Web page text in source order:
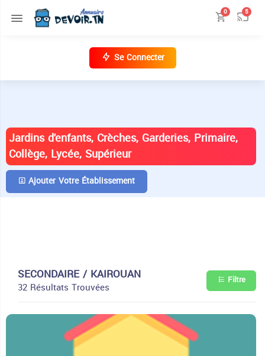
0 5
Se Connecter
Jardins d'enfants, Crèches, Garderies, Primaire,
Collège, Lycée, Supérieur
Ajouter Votre Établissement
SECONDAIRE / KAIROUAN
32 Résultats Trouvées Filtre